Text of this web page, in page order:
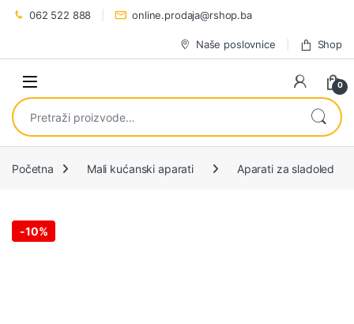
Preskoči na navigaciju
Preskoči na sadržaj
062 522 888 online.prodaja@rshop.ba
Naše poslovnice Shop
0
Pretraži:
Početna Mali kućanski aparati Aparati za sladoled
-10%